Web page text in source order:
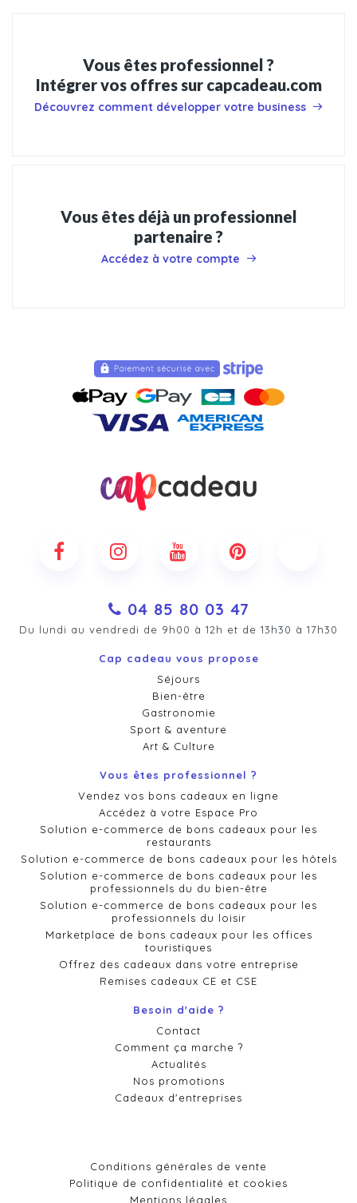
Vous êtes professionnel ?
Intégrer vos offres sur capcadeau.com
Découvrez comment développer votre business
Vous êtes déjà un professionnel
partenaire ?
Accédez à votre compte
04 85 80 03 47
Du lundi au vendredi de 9h00 à 12h et de 13h30 à 17h30
Cap cadeau vous propose
Séjours
Bien-être
Gastronomie
Sport & aventure
Art & Culture
Vous êtes professionnel ?
Vendez vos bons cadeaux en ligne
Accédez à votre Espace Pro
Solution e-commerce de bons cadeaux pour les
restaurants
Solution e-commerce de bons cadeaux pour les hôtels
Solution e-commerce de bons cadeaux pour les
professionnels du du bien-être
Solution e-commerce de bons cadeaux pour les
professionnels du loisir
Marketplace de bons cadeaux pour les offices
touristiques
Offrez des cadeaux dans votre entreprise
Remises cadeaux CE et CSE
Besoin d'aide ?
Contact
Comment ça marche ?
Actualités
Nos promotions
Cadeaux d'entreprises
Conditions générales de vente
Politique de confidentialité et cookies
Mentions légales